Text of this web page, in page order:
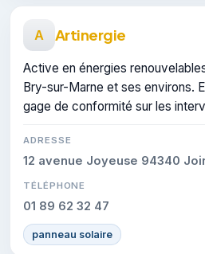
A Artinergie
Active en énergies
Bry-sur-Marne et ses environs.
gage de conformité sur les
ADRESSE
12 avenue Joyeuse 94340
TÉLÉPHONE
01 89 62 32 47
panneau solaire